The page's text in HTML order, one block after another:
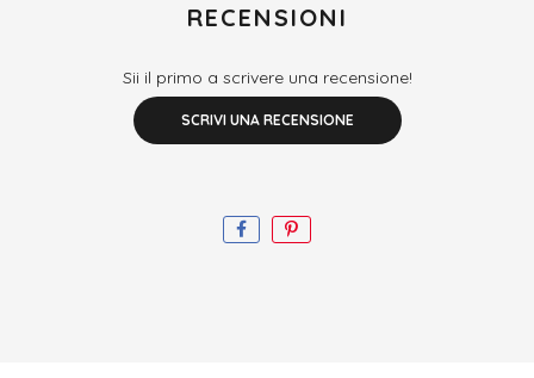
RECENSIONI
Sii il primo a scrivere una recensione!
SCRIVI UNA RECENSIONE